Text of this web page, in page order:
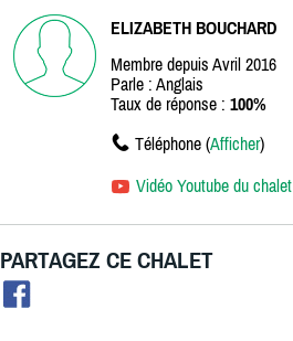
ELIZABETH BOUCHARD
Membre depuis Avril 2016
Parle : Anglais
Taux de réponse : 100%
Téléphone (Afficher)
Vidéo Youtube du chalet
PARTAGEZ CE CHALET